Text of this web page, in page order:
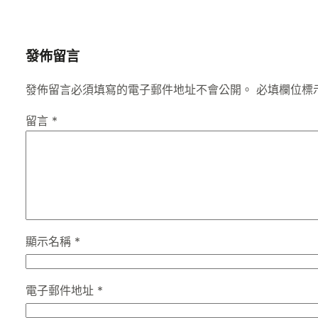
發佈留言
發佈留言必須填寫的電子郵件地址不會公開。 必填欄位
留言 *
顯示名稱 *
電子郵件地址 *